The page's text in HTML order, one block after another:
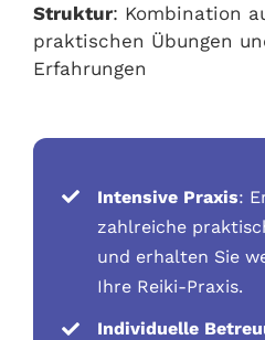
Struktur: Kombination
praktischen Übungen
Erfahrungen
Intensive Praxis:
zahlreiche
und erhalten Sie
Ihre Reiki-Praxis.
Individuelle